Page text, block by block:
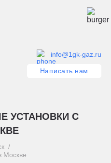
info@1gk-gaz.ru
Написать нам
УСТАНОВКИ С
Москве